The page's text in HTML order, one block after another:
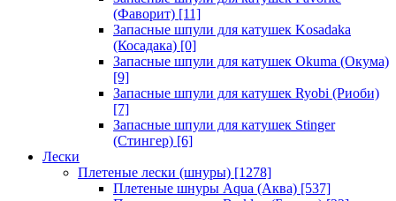
(Фаворит) [11]
Запасные шпули для катушек Kosadaka
(Косадака) [0]
Запасные шпули для катушек Okuma (Окума)
[9]
Запасные шпули для катушек Ryobi (Риоби)
[7]
Запасные шпули для катушек Stinger
(Стингер) [6]
Лески
Плетеные лески (шнуры) [1278]
Плетеные шнуры Aqua (Аква) [537]